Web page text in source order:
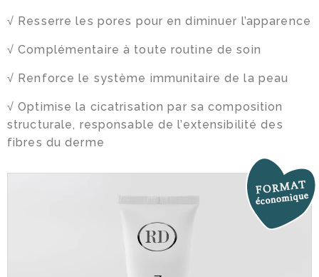
√ Resserre les pores pour en diminuer l’apparence
√ Complémentaire à toute routine de soin
√ Renforce le système immunitaire de la peau
√ Optimise la cicatrisation par sa composition
structurale, responsable de l’extensibilité des
fibres du derme